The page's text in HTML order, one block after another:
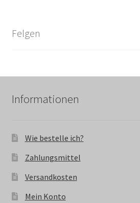
Felgen
Informationen
Wie bestelle ich?
Zahlungsmittel
Versandkosten
Mein Konto